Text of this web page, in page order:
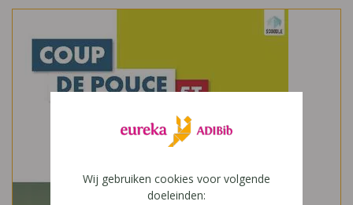
Wij gebruiken cookies voor volgende
doeleinden: